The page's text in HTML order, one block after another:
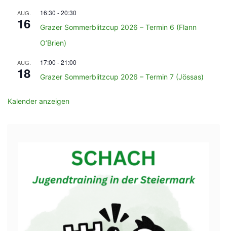
AUG.
16
16:30 -20:30
Grazer Sommerblitzcup 2026 – Termin 6 (Flann
O’Brien)
AUG.
18
17:00 -21:00
Grazer Sommerblitzcup 2026 – Termin 7 (Jössas)
Kalender anzeigen